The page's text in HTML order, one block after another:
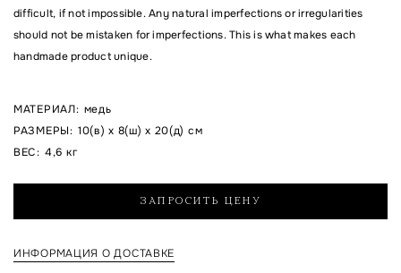
difficult, if not impossible. Any natural imperfections or irregularities
should not be mistaken for imperfections. This is what makes each
handmade product unique.
МАТЕРИАЛ: медь
РАЗМЕРЫ: 10(в) x 8(ш) x 20(д) см
ВЕС: 4,6 кг
ЗАПРОСИТЬ ЦЕНУ
ИНФОРМАЦИЯ О ДОСТАВКЕ